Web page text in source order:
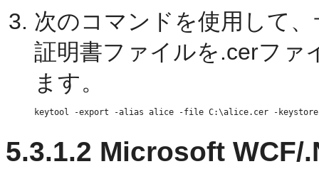
次のコマンドを使用して
証明書ファイルを.cerファ
ます。
5.3.1.2 Microsoft WCF/